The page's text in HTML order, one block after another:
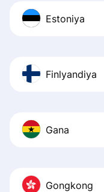
Estoniya
Finlyandiya
Gana
Gongkong